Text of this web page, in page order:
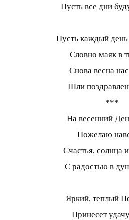
Пусть все дни
Пусть каждый день
Словно маяк в
Снова весна
Шли
***
На весенний
Пожелаю
Счастья, солнца
С радостью в
Яркий, теплый
Принесет